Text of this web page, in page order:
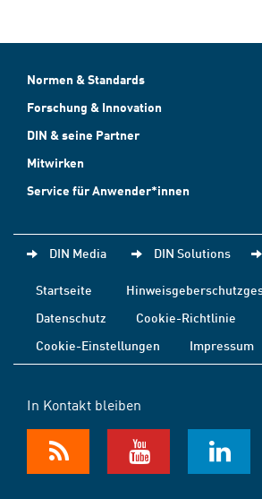
Normen & Standards
Forschung & Innovation
DIN & seine Partner
Mitwirken
Service für Anwender*innen
DIN Media DIN Solutions
Startseite
Datenschutz
Cookie-Richtlinie
Cookie-Einstellungen
Impressum
In Kontakt bleiben